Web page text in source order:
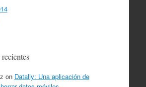
on Datally: Una aplicación de